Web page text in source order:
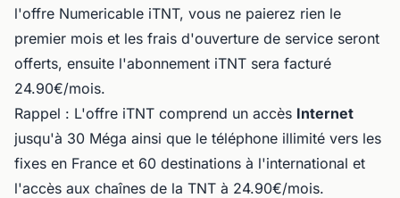
l'offre Numericable iTNT, vous ne paierez rien le
premier mois et les frais d'ouverture de service seront
offerts, ensuite l'abonnement iTNT sera facturé
24.90€/mois.
Rappel : L'offre iTNT comprend un accès Internet
jusqu'à 30 Méga ainsi que le téléphone illimité vers les
fixes en France et 60 destinations à l'international et
l'accès aux chaînes de la TNT à 24.90€/mois.